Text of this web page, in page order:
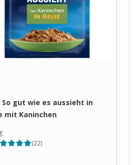
So gut wie es aussieht in
mit Kaninchen
(22)